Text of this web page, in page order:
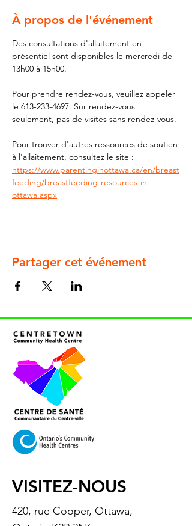
À propos de l'événement
Des consultations d'allaitement en
présentiel sont disponibles le mercredi de
13h00 à 15h00.
Pour prendre rendez-vous, veuillez appeler
le 613-233-4697. Sur rendez-vous
seulement, pas de visites sans rendez-vous.
Pour trouver d'autres ressources de soutien
à l'allaitement, consultez le site :
https://www.parentinginottawa.ca/en/breast
feeding/breastfeeding-resources-in-
ottawa.aspx
Partager cet événement
VISITEZ-NOUS
420, rue Cooper, Ottawa,